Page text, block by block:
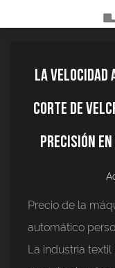
La velocidad
corte de
precisión
Precio de la
automático
La industria